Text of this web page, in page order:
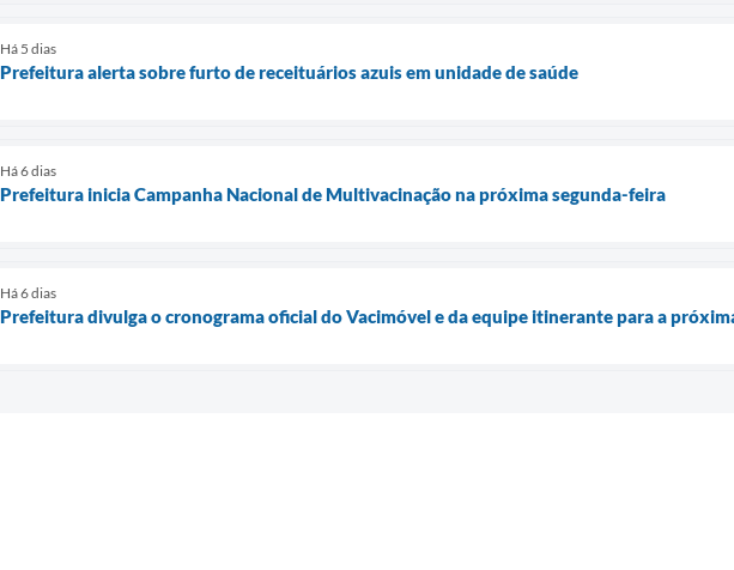
Há 5 dias
Prefeitura alerta sobre furto de receituários azuis em unidade de saúde
Há 6 dias
Prefeitura inicia Campanha Nacional de Multivacinação na próxima segunda-feira
Há 6 dias
Prefeitura divulga o cronograma oficial do Vacimóvel e da equipe itinerante para a